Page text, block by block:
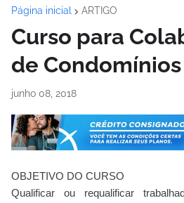
Página inicial ARTIGO
Curso para
de Condomínios
junho 08, 2018
OBJETIVO DO CURSO
Qualificar ou requalificar